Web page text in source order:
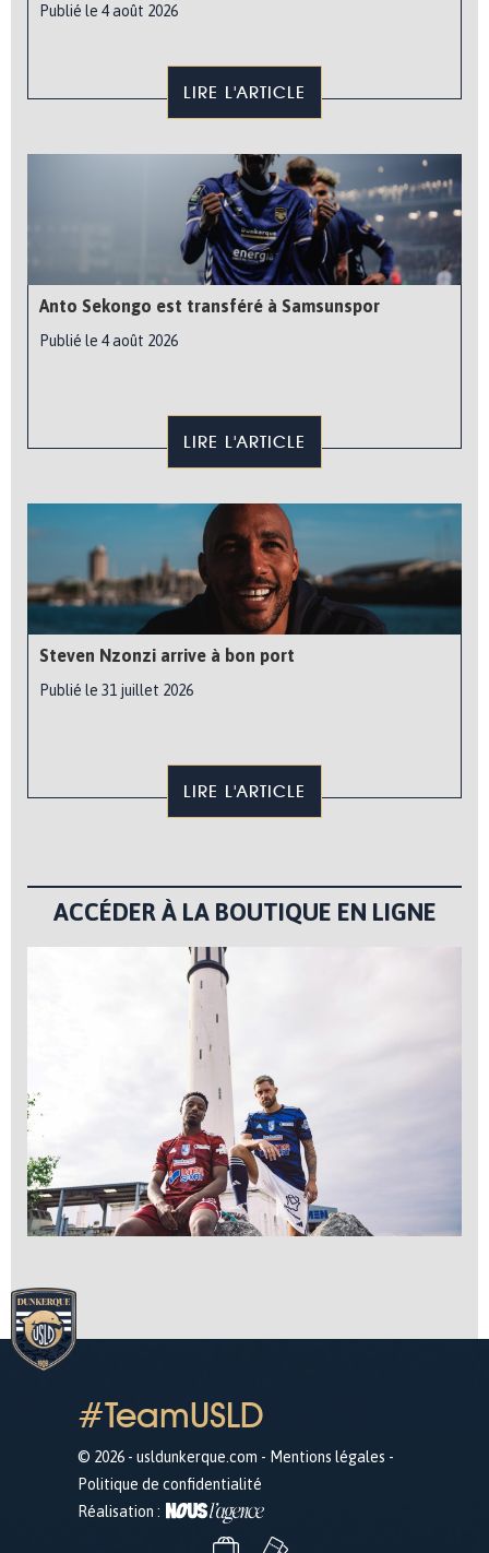
Publié le 4 août 2026
LIRE L'ARTICLE
Anto Sekongo est transféré à Samsunspor
Publié le 4 août 2026
LIRE L'ARTICLE
Steven Nzonzi arrive à bon port
Publié le 31 juillet 2026
LIRE L'ARTICLE
ACCÉDER À LA BOUTIQUE EN LIGNE
#TeamUSLD
© 2026 - usldunkerque.com - Mentions légales -
Politique de confidentialité
Réalisation :